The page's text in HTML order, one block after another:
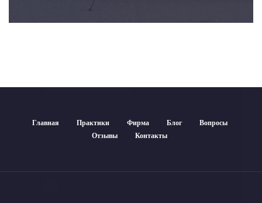
Главная Практики Фирма Блог
Вопросы
Отзывы
Контакты